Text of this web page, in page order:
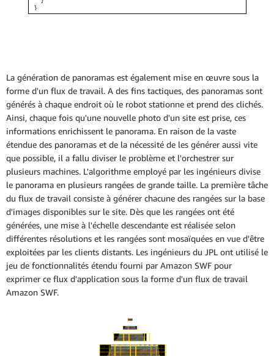
La génération de panoramas est également mise en œuvre sous la
forme d'un flux de travail. A des fins tactiques, des panoramas sont
générés à chaque endroit où le robot stationne et prend des clichés.
Ainsi, chaque fois qu'une nouvelle photo d'un site est prise, ces
informations enrichissent le panorama. En raison de la vaste
étendue des panoramas et de la nécessité de les générer aussi vite
que possible, il a fallu diviser le problème et l'orchestrer sur
plusieurs machines. L'algorithme employé par les ingénieurs divise
le panorama en plusieurs rangées de grande taille. La première tâche
du flux de travail consiste à générer chacune des rangées sur la base
d'images disponibles sur le site. Dès que les rangées ont été
générées, une mise à l'échelle descendante est réalisée selon
différentes résolutions et les rangées sont mosaïquées en vue d'être
exploitées par les clients distants. Les ingénieurs du JPL ont utilisé le
jeu de fonctionnalités étendu fourni par Amazon SWF pour
exprimer ce flux d'application sous la forme d'un flux de travail
Amazon SWF.